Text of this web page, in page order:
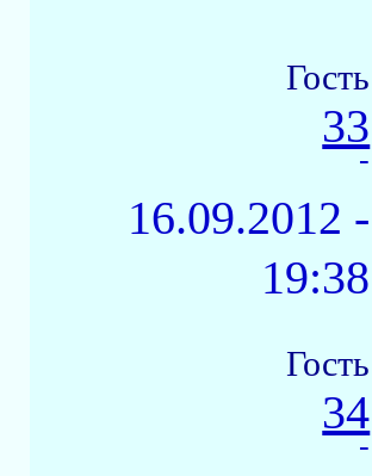
Гость
33
-
16.09.2012 -
19:38
Гость
34
-